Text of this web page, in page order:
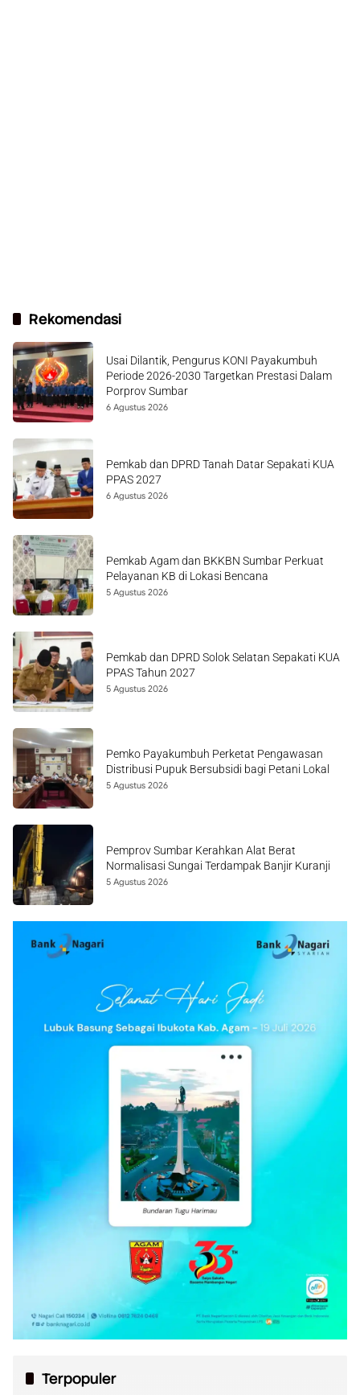
Rekomendasi
Usai Dilantik, Pengurus KONI Payakumbuh
Periode 2026-2030 Targetkan Prestasi Dalam
Porprov Sumbar
6 Agustus 2026
Pemkab dan DPRD Tanah Datar Sepakati KUA
PPAS 2027
6 Agustus 2026
Pemkab Agam dan BKKBN Sumbar Perkuat
Pelayanan KB di Lokasi Bencana
5 Agustus 2026
Pemkab dan DPRD Solok Selatan Sepakati KUA
PPAS Tahun 2027
5 Agustus 2026
Pemko Payakumbuh Perketat Pengawasan
Distribusi Pupuk Bersubsidi bagi Petani Lokal
5 Agustus 2026
Pemprov Sumbar Kerahkan Alat Berat
Normalisasi Sungai Terdampak Banjir Kuranji
5 Agustus 2026
Terpopuler